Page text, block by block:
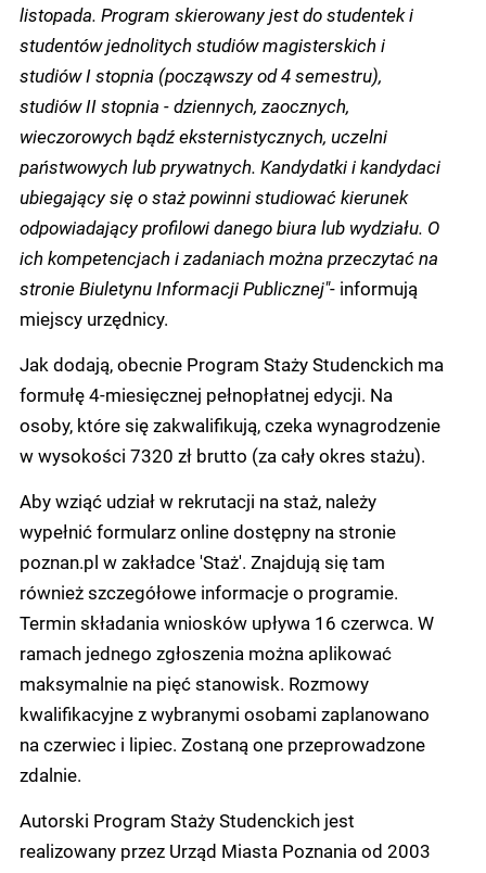
listopada. Program skierowany jest do studentek i
studentów jednolitych studiów magisterskich i
studiów I stopnia (począwszy od 4 semestru),
studiów II stopnia - dziennych, zaocznych,
wieczorowych bądź eksternistycznych, uczelni
państwowych lub prywatnych. Kandydatki i kandydaci
ubiegający się o staż powinni studiować kierunek
odpowiadający profilowi danego biura lub wydziału. O
ich kompetencjach i zadaniach można przeczytać na
stronie Biuletynu Informacji Publicznej"- informują
miejscy urzędnicy.
Jak dodają, obecnie Program Staży Studenckich ma
formułę 4-miesięcznej pełnopłatnej edycji. Na
osoby, które się zakwalifikują, czeka wynagrodzenie
w wysokości 7320 zł brutto (za cały okres stażu).
Aby wziąć udział w rekrutacji na staż, należy
wypełnić formularz online dostępny na stronie
poznan.pl w zakładce 'Staż'. Znajdują się tam
również szczegółowe informacje o programie.
Termin składania wniosków upływa 16 czerwca. W
ramach jednego zgłoszenia można aplikować
maksymalnie na pięć stanowisk. Rozmowy
kwalifikacyjne z wybranymi osobami zaplanowano
na czerwiec i lipiec. Zostaną one przeprowadzone
zdalnie.
Autorski Program Staży Studenckich jest
realizowany przez Urząd Miasta Poznania od 2003